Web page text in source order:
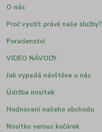
O nás
Proč využít právě naše služby?
Poradenství
VIDEO NÁVODY
Jak vypadá návštěva u nás
Údržba nosítek
Hodnocení našeho obchodu
Nosítko versus kočárek